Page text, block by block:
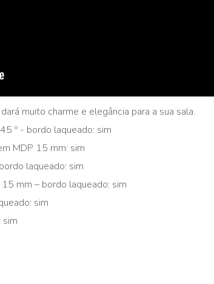
muito charme e elegância para a sua sala.
º - bordo laqueado: sim
MDP 15 mm: sim
laqueado: sim
mm – bordo laqueado: sim
sim
sim